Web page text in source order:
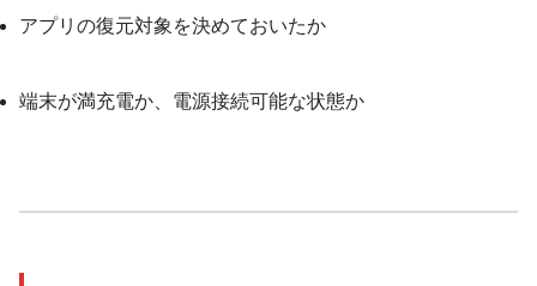
アプリの復元対象を決めておいたか
端末が満充電か、電源接続可能な状態か